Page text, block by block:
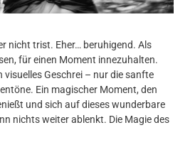
nicht trist. Eher… beruhigend. Als
für einen Moment innezuhalten.
visuelles Geschrei – nur die sanfte
Ein magischer Moment, den
und sich auf dieses wunderbare
nichts weiter ablenkt. Die Magie des